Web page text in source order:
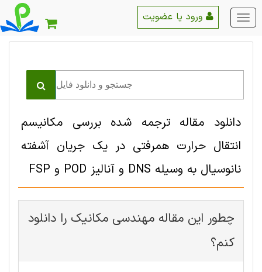
منو
اصلی
دانلود مقاله ترجمه شده بررسی مکانیسم
انتقال حرارت همرفتی در یک جریان آشفته
نانوسیال به وسیله DNS و آنالیز POD و FSP
چطور این مقاله مهندسی مکانیک را دانلود
کنم؟